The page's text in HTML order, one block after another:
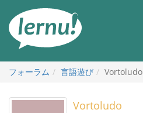
フォーラム
言語遊び Vortoludo
Vortoludo